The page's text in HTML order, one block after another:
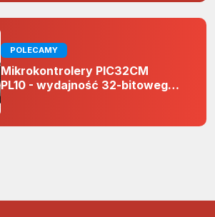
POLECAMY
Mikrokontrolery PIC32CM
PL10 - wydajność 32-bitowego
projektach 5 V